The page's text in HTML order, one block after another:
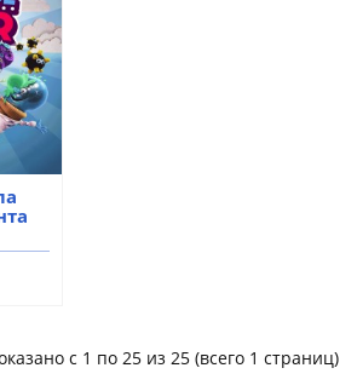
с 1 по 25 из 25 (всего 1 страниц)